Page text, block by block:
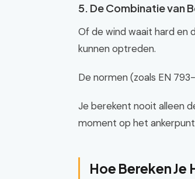
5. De Combinatie van
Of de wind waait hard en
kunnen optreden.
De normen (zoals EN
Je berekent nooit alleen
moment op het
Hoe Bereken Je